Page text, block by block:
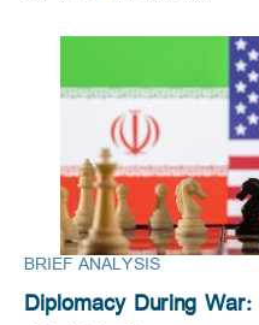
BRIEF ANALYSIS
Diplomacy During